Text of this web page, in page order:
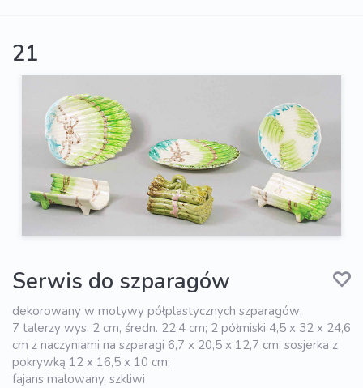
21
Serwis do szparagów
dekorowany w motywy półplastycznych szparagów;
7 talerzy wys. 2 cm, średn. 22,4 cm; 2 półmiski 4,5 x 32 x 24,6
cm z naczyniami na szparagi 6,7 x 20,5 x 12,7 cm; sosjerka z
pokrywką 12 x 16,5 x 10 cm;
fajans malowany, szkliwi